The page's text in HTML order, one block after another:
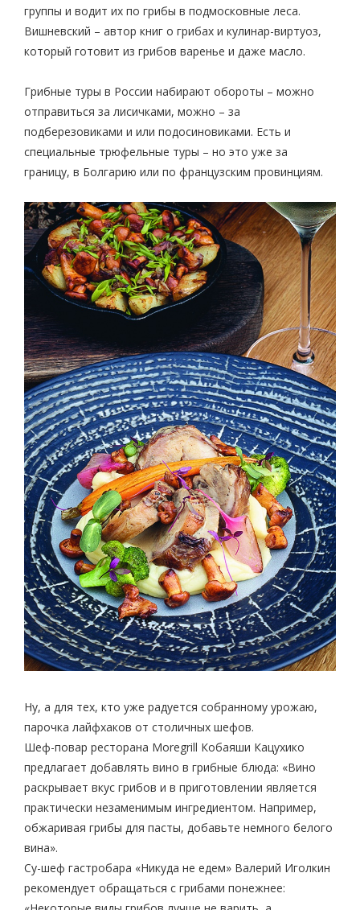
группы и водит их по грибы в подмосковные леса.
Вишневский – автор книг о грибах и кулинар-виртуоз,
который готовит из грибов варенье и даже масло.
Грибные туры в России набирают обороты – можно
отправиться за лисичками, можно – за
подберезовиками и или подосиновиками. Есть и
специальные трюфельные туры – но это уже за
границу, в Болгарию или по французским провинциям.
Ну, а для тех, кто уже радуется собранному урожаю,
парочка лайфхаков от столичных шефов.
Шеф-повар ресторана Moregrill Кобаяши Кацухико
предлагает добавлять вино в грибные блюда: «Вино
раскрывает вкус грибов и в приготовлении является
практически незаменимым ингредиентом. Например,
обжаривая грибы для пасты, добавьте немного белого
вина».
Су-шеф гастробара «Никуда не едем» Валерий Иголкин
рекомендует обращаться с грибами понежнее: